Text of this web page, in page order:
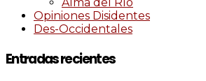
Alma del Río
Opiniones Disidentes
Des-Occidentales
Entradas recientes